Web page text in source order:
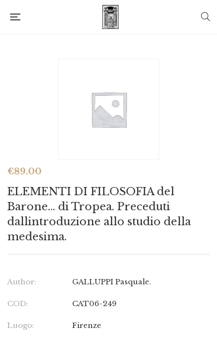
€89.00
ELEMENTI DI FILOSOFIA del
Barone… di Tropea. Preceduti
dallintroduzione allo studio della
medesima.
Author: GALLUPPI Pasquale.
COD: CAT06-249
Luogo: Firenze